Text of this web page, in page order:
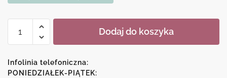
Tapeta
starymi
drzewami
Dodaj do koszyka
Infolinia telefoniczna:
PONIEDZIAŁEK-PIĄTEK: